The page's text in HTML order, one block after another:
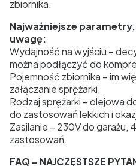
zbiornika.
Najważniejsze
uwagę:
Wydajność na wyjściu –
można podłączyć do
Pojemność zbiornika – im
załączanie sprężarki.
Rodzaj sprężarki – olejowa
do zastosowań lekkich i
Zasilanie – 230V do
zastosowań.
FAQ – NAJCZĘSTSZE